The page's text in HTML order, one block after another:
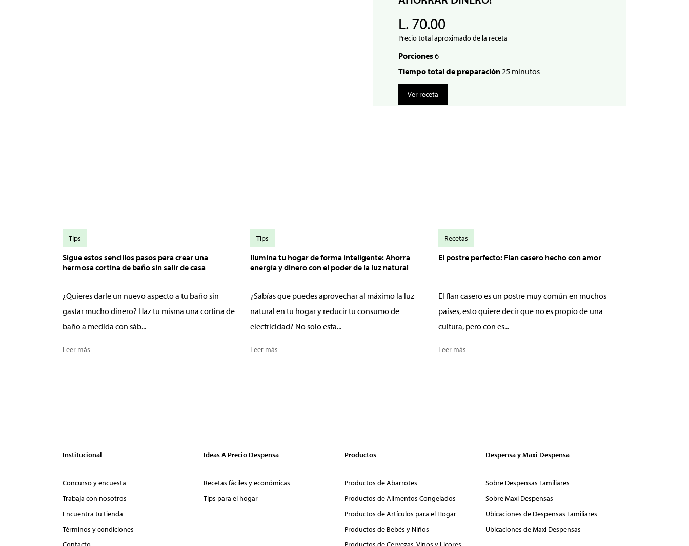
L. 70.00
Precio total aproximado de la receta
Porciones6
Tiempo total de preparación 25 minutos
Ver receta
Sigue estos sencillos pasos para crear una
hermosa cortina de baño sin salir de casa
¿Quieres darle un nuevo aspecto a tu baño sin
gastar mucho dinero? Haz tu misma una cortina de
baño a medida con sáb...
Leer más
Tips
Ilumina tu hogar de forma inteligente: Ahorra
energía y dinero con el poder de la luz natural
¿Sabías que puedes aprovechar al máximo la luz
natural en tu hogar y reducir tu consumo de
electricidad? No solo esta...
Leer más
Tips
El postre perfecto: Flan casero hecho con amor
El flan casero es un postre muy común en muchos
países, esto quiere decir que no es propio de una
cultura, pero con es...
Leer más
Recetas
Institucional
Concurso y encuesta
Trabaja con nosotros
Encuentra tu tienda
Términos y condiciones
Ideas A Precio Despensa
Recetas fáciles y económicas
Tips para el hogar
Productos
Productos de Abarrotes
Productos de Alimentos Congelados
Productos de Artículos para el Hogar
Productos de Bebés y Niños
Despensa y Maxi Despensa
Sobre Despensas Familiares
Sobre Maxi Despensas
Ubicaciones de Despensas Familiares
Ubicaciones de Maxi Despensas